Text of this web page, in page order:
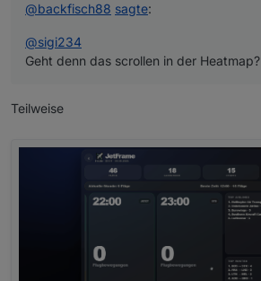
@backfisch88 sagte:
@sigi234
Geht denn das scrollen in der Heatmap?
Teilweise